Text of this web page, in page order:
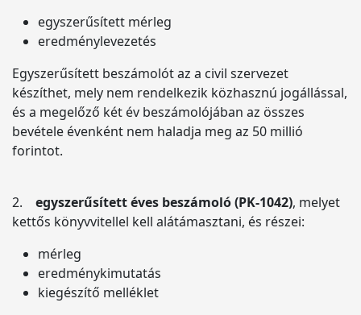
egyszerűsített mérleg
eredménylevezetés
Egyszerűsített beszámolót az a civil szervezet
készíthet, mely nem rendelkezik közhasznú jogállással,
és a megelőző két év beszámolójában az összes
bevétele évenként nem haladja meg az 50 millió
forintot.
2. egyszerűsített éves beszámoló (PK-1042), melyet
kettős könyvvitellel kell alátámasztani, és részei:
mérleg
eredménykimutatás
kiegészítő melléklet